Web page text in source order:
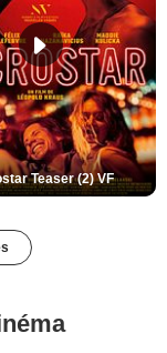
Teaser (2) VF